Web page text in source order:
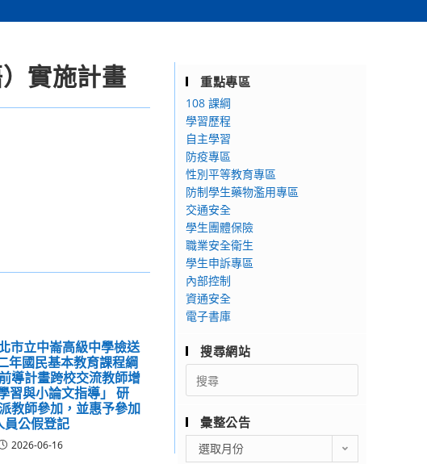
實施計畫
市立中崙高級中學檢送
年國民基本教育課程綱
導計畫跨校交流教師增
習與小論文指導」 研
教師參加，並惠予參加
員公假登記
2026-06-16
重點專區
108 課綱
學習歷程
自主學習
防疫專區
性別平等教育專區
防制學生藥物濫用專區
交通安全
學生團體保險
職業安全衛生
學生申訴專區
內部控制
資通安全
電子書庫
搜尋網站
Search
for:
彙整公告
整
選取月份